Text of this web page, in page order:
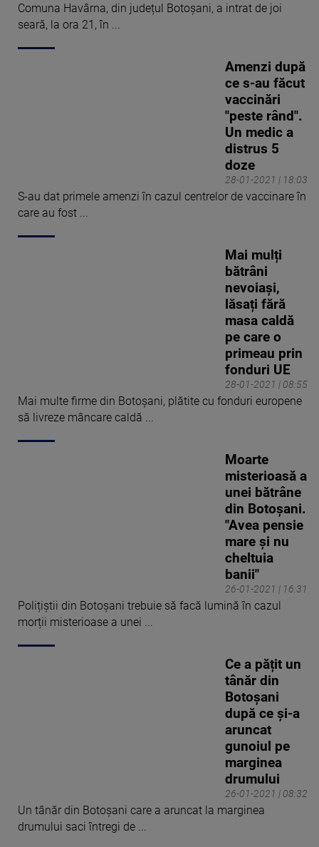
Comuna Havârna, din județul Botoșani, a intrat de joi
seară, la ora 21, în ...
28-01-2021 | 18:03
Amenzi după
ce s-au făcut
vaccinări
"peste rând".
Un medic a
distrus 5
doze
S-au dat primele amenzi în cazul centrelor de vaccinare în
care au fost ...
28-01-2021 | 08:55
Mai mulți
bătrâni
nevoiași,
lăsați fără
masa caldă
pe care o
primeau prin
fonduri UE
Mai multe firme din Botoșani, plătite cu fonduri europene
să livreze mâncare caldă ...
26-01-2021 | 16:31
Moarte
misterioasă a
unei bătrâne
din Botoșani.
"Avea pensie
mare şi nu
cheltuia
banii"
Polițiștii din Botoșani trebuie să facă lumină în cazul
morții misterioase a unei ...
26-01-2021 | 08:32
Ce a pățit un
tânăr din
Botoșani
după ce și-a
aruncat
gunoiul pe
marginea
drumului
Un tânăr din Botoșani care a aruncat la marginea
drumului saci întregi de ...